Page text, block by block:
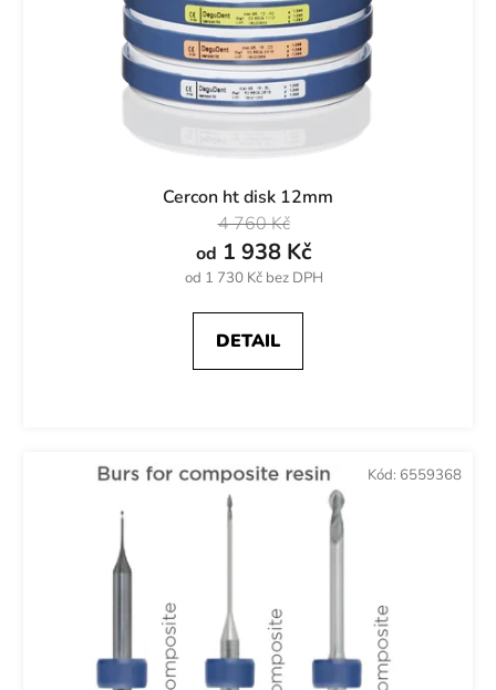
Cercon ht disk 12mm
od 1 730 Kč bez DPH
od 1 938 Kč
4 760 Kč
DETAIL
Kód: 6559368